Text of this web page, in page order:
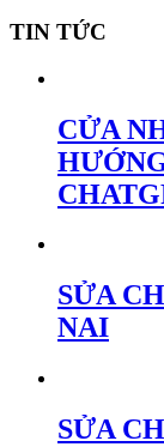
TIN TỨC
CỬA
SỬA
NAI
SỬA